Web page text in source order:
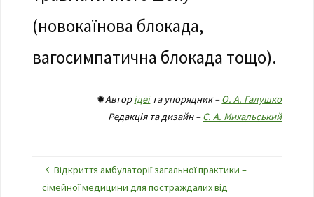
(новокаїнова блокада,
вагосимпатична блокада тощо).
✹Авторідеїта упорядник –О. А. Галушко
Редакція та дизайн –С. А. Михальський
Відкриття амбулаторії загальної практики –
сімейної медицини для постраждалих від